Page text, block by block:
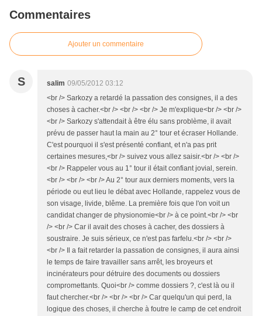
Commentaires
Ajouter un commentaire
S salim 09/05/2012 03:12
<br /> Sarkozy a retardé la passation des consignes, il a des
choses à cacher.<br /> <br /> <br /> Je m'explique<br /> <br />
<br /> Sarkozy s'attendait à être élu sans problème, il avait
prévu de passer haut la main au 2° tour et écraser Hollande.
C'est pourquoi il s'est présenté confiant, et n'a pas prit
certaines mesures,<br /> suivez vous allez saisir.<br /> <br />
<br /> Rappeler vous au 1° tour il était confiant jovial, serein.
<br /> <br /> <br /> Au 2° tour aux derniers moments, vers la
période ou eut lieu le débat avec Hollande, rappelez vous de
son visage, livide, blême. La première fois que l'on voit un
candidat changer de physionomie<br /> à ce point.<br /> <br
/> <br /> Car il avait des choses à cacher, des dossiers à
soustraire. Je suis sérieux, ce n'est pas farfelu.<br /> <br />
<br /> Il a fait retarder la passation de consignes, il aura ainsi
le temps de faire travailler sans arrêt, les broyeurs et
incinérateurs pour détruire des documents ou dossiers
compromettants. Quoi<br /> comme dossiers ?, c'est là ou il
faut chercher.<br /> <br /> <br /> Car quelqu'un qui perd, la
logique des choses, il cherche à foutre le camp de cet endroit